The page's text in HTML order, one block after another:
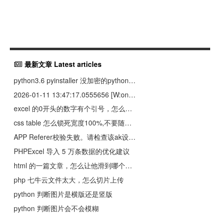
最新文章 Latest articles
python3.6 pyinstaller 没加密的python项目就可以运行， pyarmor obfuscate --recursive index.py 后也可以运行，但是pyinstaller 加密后的pyarmor 文件，就运行一直失败，这是为啥
2026-01-11 13:47:17.0555656 [W:onnxruntime:, graph.cc:3526 onnxruntime::Graph::CleanUnusedInitializersAndNodeArgs] Removing initializer '64'. It is not used by any node and should be removed from the model.
excel 的0开头的数字有个引号，怎么去掉，且保留0开头的
css table 怎么锁死宽度100%,不要随着下面的td内容过长而变化
APP Referer校验失败。请检查该ak设置的白名单与访问所有的域名是否一致。
PHPExcel 导入 5 万条数据的优化建议
html 的一篇文章，怎么让他滑到哪个位置，才加载那个图片，避免一起加载带宽不足卡死
php 七牛云文件太大，怎么切片上传
python 判断图片是横版还是竖版
python 判断图片会不会模糊